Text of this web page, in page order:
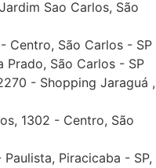
Sao Carlos, São
Centro, São Carlos - SP
Prado, São Carlos - SP
- Shopping Jaraguá ,
1302 - Centro, São
Piracicaba - SP,